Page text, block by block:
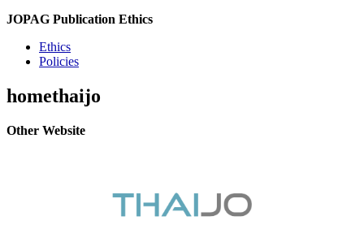
JOPAG Publication Ethics
Ethics
Policies
homethaijo
Other Website